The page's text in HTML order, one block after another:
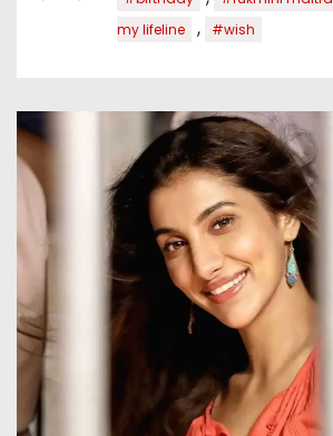
my lifeline
, #wish